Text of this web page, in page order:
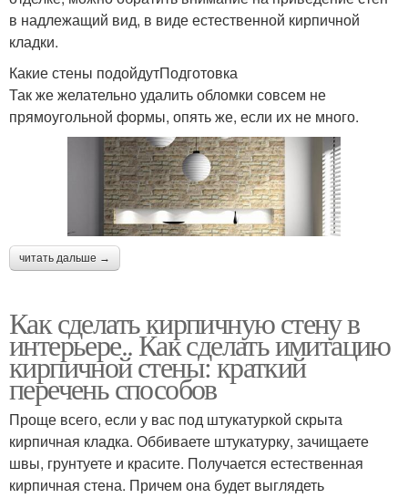
в надлежащий вид, в виде естественной кирпичной
кладки.
Какие стены подойдутПодготовка
Так же желательно удалить обломки совсем не
прямоугольной формы, опять же, если их не много.
читать дальше →
Как сделать кирпичную стену в
интерьере.. Как сделать имитацию
кирпичной стены: краткий
перечень способов
Проще всего, если у вас под штукатуркой скрыта
кирпичная кладка. Оббиваете штукатурку, зачищаете
швы, грунтуете и красите. Получается естественная
кирпичная стена. Причем она будет выглядеть